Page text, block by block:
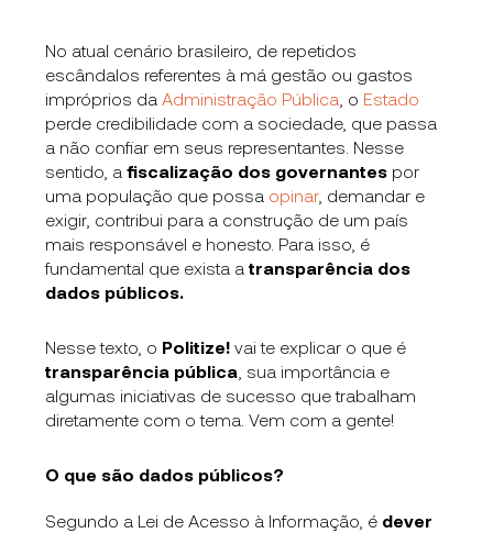
No atual cenário brasileiro, de repetidos
escândalos referentes à má gestão ou gastos
impróprios da Administração Pública , o Estado
perde credibilidade com a sociedade, que passa
a não confiar em seus representantes. Nesse
sentido, a fiscalização dos governantes por
uma população que possa opinar, demandar e
exigir, contribui para a construção de um país
mais responsável e honesto. Para isso, é
fundamental que exista atransparência dos
dados públicos.
Nesse texto, o Politize!vai te explicar o que é
transparência pública , sua importância e
algumas iniciativas de sucesso que trabalham
diretamente com o tema. Vem com a gente!
O que são dados públicos?
Segundo a Lei de Acesso à Informação, é dever